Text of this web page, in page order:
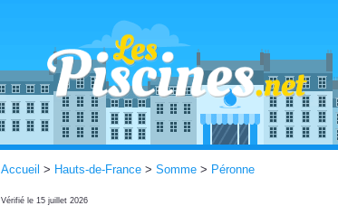
Accueil > Hauts-de-France > Somme > Péronne
Vérifié le 15 juillet 2026